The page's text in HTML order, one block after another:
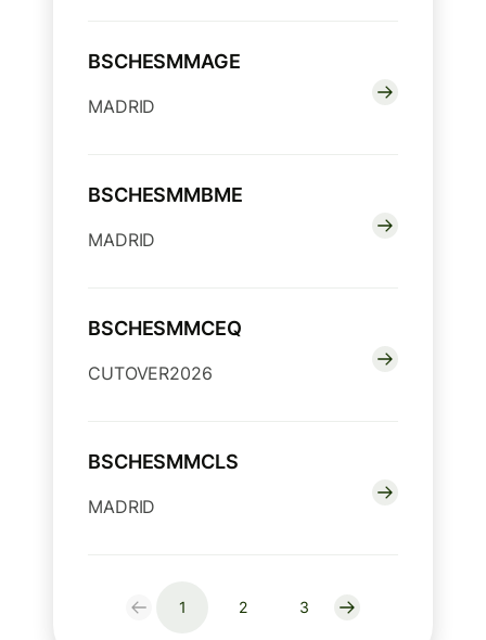
BSCHESMMAGE
MADRID
BSCHESMMBME
MADRID
BSCHESMMCEQ
CUTOVER2026
BSCHESMMCLS
MADRID
1 2 3